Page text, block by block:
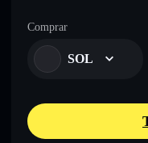
Comprar
SOL